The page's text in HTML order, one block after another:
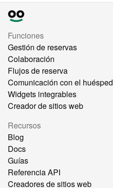
Funciones
Gestión de reservas
Colaboración
Flujos de reserva
Comunicación con el huésped
Widgets integrables
Creador de sitios web
Recursos
Blog
Docs
Guías
Referencia API
Creadores de sitios web